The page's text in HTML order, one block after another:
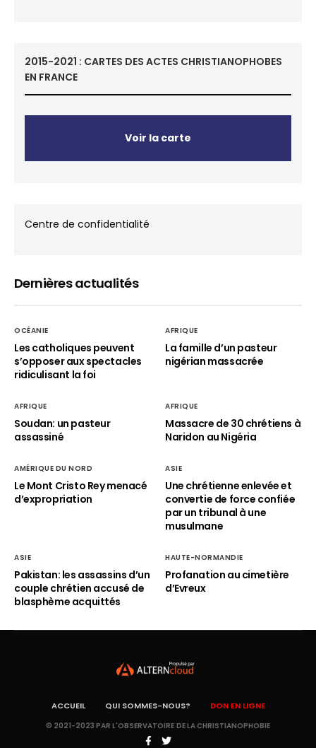
2015-2021 : CARTES DES ACTES CHRISTIANOPHOBES
EN FRANCE
Voir la carte
Centre de confidentialité
Dernières actualités
OCÉANIE
Les catholiques peuvent
s’opposer aux spectacles
ridiculisant la foi
AFRIQUE
La famille d’un pasteur
nigérian massacrée
AFRIQUE
Soudan: un pasteur
assassiné
AFRIQUE
Massacre de 30 chrétiens à
Naridon au Nigéria
AMÉRIQUE DU NORD
Le Mont Cristo Rey menacé
d’expropriation
ASIE
Une chrétienne enlevée et
convertie de force confiée
par un tribunal à une
musulmane
ASIE
Pakistan: les assassins d’un
couple chrétien accusé de
blasphème acquittés
HAUTE-NORMANDIE
Profanation au cimetière
d’Evreux
ACCUEIL QUI SOMMES-NOUS? DON EN LIGNE
© 2021-2023 PAR L'OBSERVATOIRE DE LA CHRISTIANOPHOBIE